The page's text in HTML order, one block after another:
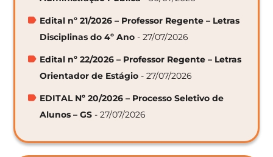
Edital nº 21/2026 – Professor Regente – Letras
Disciplinas do 4º Ano - 27/07/2026
Edital nº 22/2026 – Professor Regente – Letras
Orientador de Estágio - 27/07/2026
EDITAL Nº 20/2026 – Processo Seletivo de
Alunos – GS - 27/07/2026